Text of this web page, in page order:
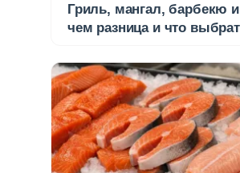
Гриль, мангал, барбекю
чем разница и что